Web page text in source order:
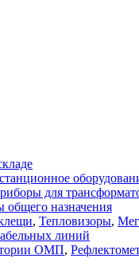
для
назначения
, Тепловизоры,
линий
ОМП,